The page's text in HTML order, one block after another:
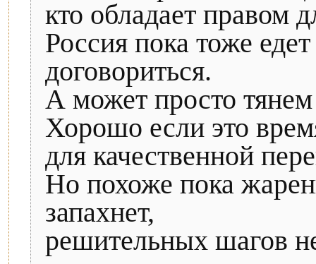
кто обладает правом
Россия пока тоже
договориться.
А может просто
Хорошо если это
для качественной
Но похоже пока
запахнет,
решительных шагов